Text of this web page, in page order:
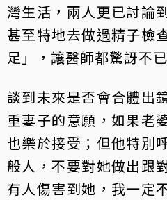
灣生活，兩人更已討論
甚至特地去做過精子檢
足」，讓醫師都驚訝不已
談到未來是否會合體出
重妻子的意願，如果老
也樂於接受；但他特別
般人，不要對她做出跟
有人傷害到她，我一定